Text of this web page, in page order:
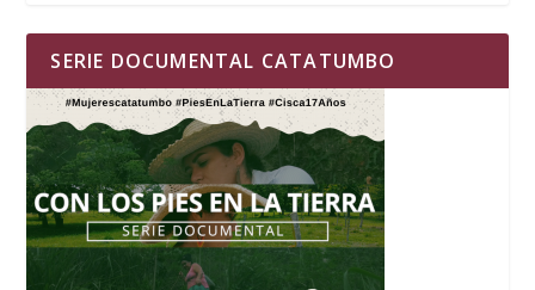
SERIE DOCUMENTAL CATATUMBO